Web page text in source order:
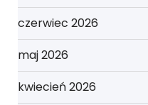
czerwiec 2026
maj 2026
kwiecień 2026